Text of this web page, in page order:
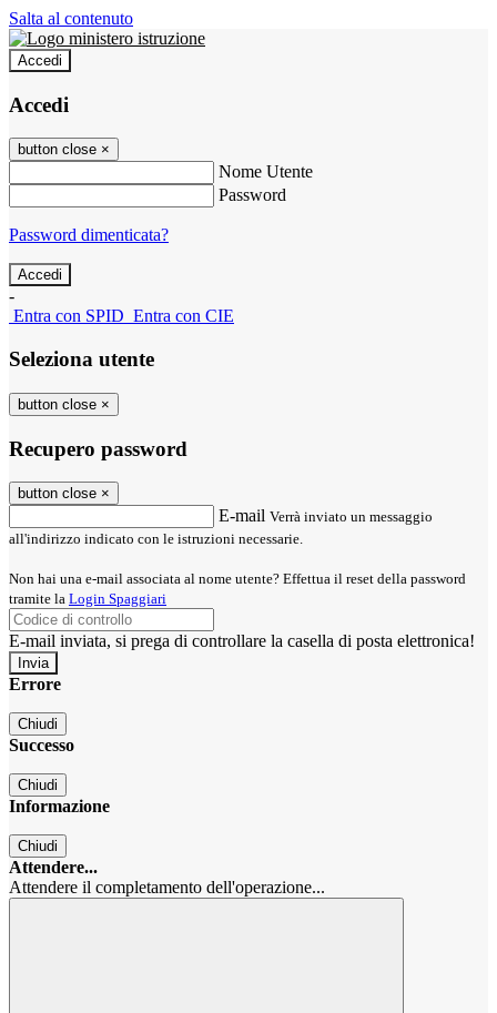
Salta al contenuto
Accedi
Accedi
button close ×
Nome Utente
Password
Password dimenticata?
-
Entra con SPID Entra con CIE
Seleziona utente
button close ×
Recupero password
button close ×
E-mail Verrà inviato un messaggio
all'indirizzo indicato con le istruzioni necessarie.
Non hai una e-mail associata al nome utente? Effettua il reset della password
tramite la Login Spaggiari
E-mail inviata, si prega di controllare la casella di posta elettronica!
Errore
Chiudi
Successo
Chiudi
Informazione
Chiudi
Attendere...
Attendere il completamento dell'operazione...